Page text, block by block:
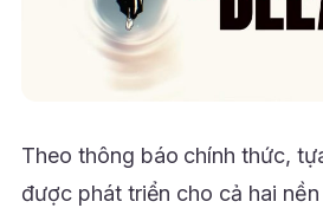
Theo thông báo chính thức,
được phát triển cho cả hai